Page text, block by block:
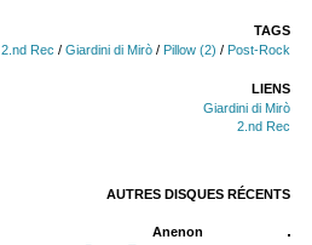
TAGS
2.nd Rec / Giardini di Mirò / Pillow (2) / Post-Rock
LIENS
Giardini di Mirò
2.nd Rec
AUTRES DISQUES RÉCENTS
Anenon